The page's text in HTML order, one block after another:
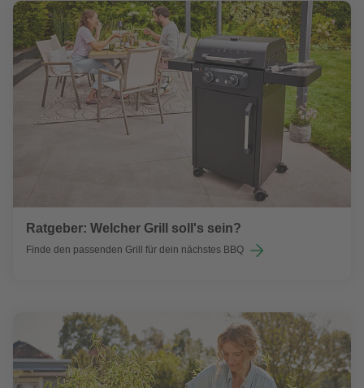
Ratgeber: Welcher Grill soll's sein?
Finde den passenden Grill für dein nächstes BBQ